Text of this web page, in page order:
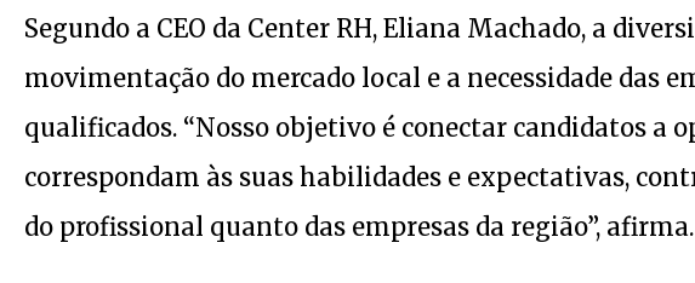
Segundo a CEO da Center RH, Eliana Machado, a
movimentação do mercado local e a necessidade das
qualificados. “Nosso objetivo é conectar candidatos a
correspondam às suas habilidades e expectativas,
do profissional quanto das empresas da região”, afirma.